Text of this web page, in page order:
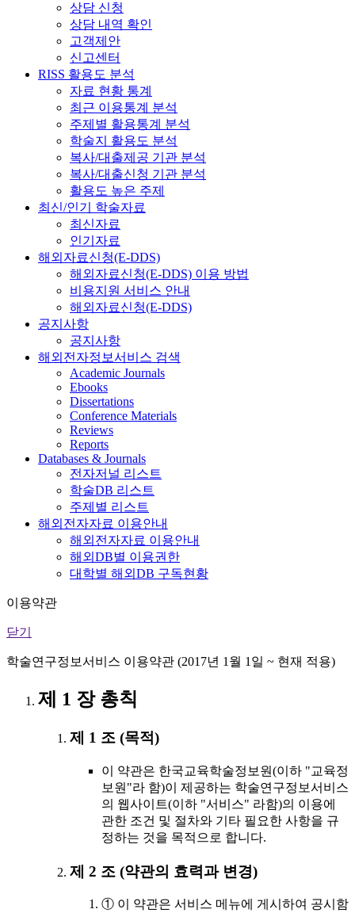
상담 신청
상담 내역 확인
고객제안
신고센터
RISS 활용도 분석
자료 현황 통계
최근 이용통계 분석
주제별 활용통계 분석
학술지 활용도 분석
복사/대출제공 기관 분석
복사/대출신청 기관 분석
활용도 높은 주제
최신/인기 학술자료
최신자료
인기자료
해외자료신청(E-DDS)
해외자료신청(E-DDS) 이용 방법
비용지원 서비스 안내
해외자료신청(E-DDS)
공지사항
공지사항
해외전자정보서비스 검색
Academic Journals
Ebooks
Dissertations
Conference Materials
Reviews
Reports
Databases & Journals
전자저널 리스트
학술DB 리스트
주제별 리스트
해외전자자료 이용안내
해외전자자료 이용안내
해외DB별 이용권한
대학별 해외DB 구독현황
이용약관
닫기
학술연구정보서비스 이용약관 (2017년 1월 1일 ~ 현재 적용)
제 1 장 총칙
제 1 조 (목적)
이 약관은 한국교육학술정보원(이하 "교육정
보원"라 함)이 제공하는 학술연구정보서비스
의 웹사이트(이하 "서비스" 라함)의 이용에
관한 조건 및 절차와 기타 필요한 사항을 규
정하는 것을 목적으로 합니다.
제 2 조 (약관의 효력과 변경)
① 이 약관은 서비스 메뉴에 게시하여 공시함